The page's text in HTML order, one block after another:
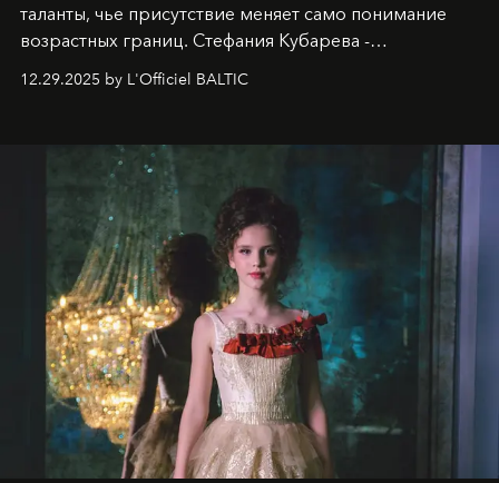
таланты, чье присутствие меняет само понимание
возрастных границ. Стефания Кубарева -
харизмы, чье имя уже украшает обложки
2025
и LUXIA June 2025, представляет собой
уникальное явление современной культуры.
12.29.2025 by L'Officiel BALTIC